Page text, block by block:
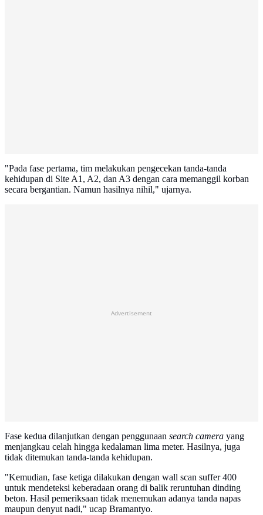
"Pada fase pertama, tim melakukan pengecekan tanda-tanda
kehidupan di Site A1, A2, dan A3 dengan cara memanggil korban
secara bergantian. Namun hasilnya nihil," ujarnya.
Advertisement
Fase kedua dilanjutkan dengan penggunaan search camera yang
menjangkau celah hingga kedalaman lima meter. Hasilnya, juga
tidak ditemukan tanda-tanda kehidupan.
"Kemudian, fase ketiga dilakukan dengan wall scan suffer 400
untuk mendeteksi keberadaan orang di balik reruntuhan dinding
beton. Hasil pemeriksaan tidak menemukan adanya tanda napas
maupun denyut nadi," ucap Bramantyo.